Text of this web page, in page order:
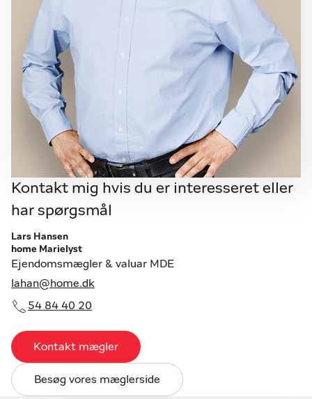
Kontakt mig hvis du er interesseret eller
har spørgsmål
Lars Hansen
home Marielyst
Ejendomsmægler & valuar MDE
lahan@home.dk
54 84 40 20
Kontakt mægler
Besøg vores mæglerside